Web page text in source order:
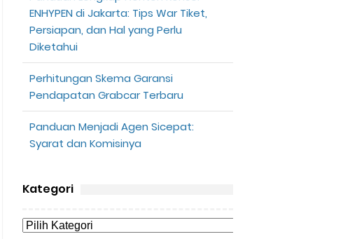
ENHYPEN di Jakarta: Tips War Tiket,
Persiapan, dan Hal yang Perlu
Diketahui
Perhitungan Skema Garansi
Pendapatan Grabcar Terbaru
Panduan Menjadi Agen Sicepat:
Syarat dan Komisinya
Kategori